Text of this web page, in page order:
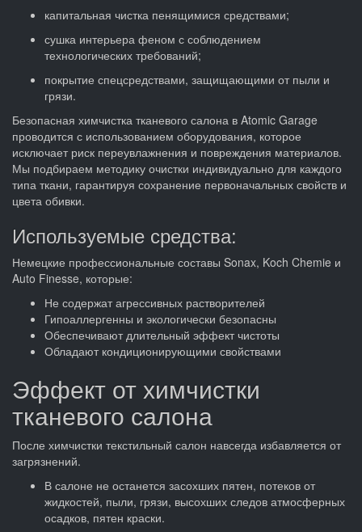
капитальная чистка пенящимися средствами;
сушка интерьера феном с соблюдением
технологических требований;
покрытие спецсредствами, защищающими от пыли и
грязи.
Безопасная химчистка тканевого салона в Atomic Garage
проводится с использованием оборудования, которое
исключает риск переувлажнения и повреждения материалов.
Мы подбираем методику очистки индивидуально для каждого
типа ткани, гарантируя сохранение первоначальных свойств и
цвета обивки.
Используемые средства:
Немецкие профессиональные составы Sonax, Koch Chemie и
Auto Finesse, которые:
Не содержат агрессивных растворителей
Гипоаллергенны и экологически безопасны
Обеспечивают длительный эффект чистоты
Обладают кондиционирующими свойствами
Эффект от химчистки
тканевого салона
После химчистки текстильный салон навсегда избавляется от
загрязнений.
В салоне не останется засохших пятен, потеков от
жидкостей, пыли, грязи, высохших следов атмосферных
осадков, пятен краски.